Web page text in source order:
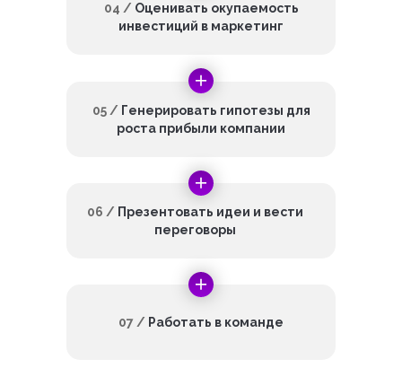
05 / Генерировать гипотезы для
роста прибыли компании
06 / Презентовать идеи и вести
переговоры
07 / Работать в команде
04 / Оценивать окупаемость
инвестиций в маркетинг